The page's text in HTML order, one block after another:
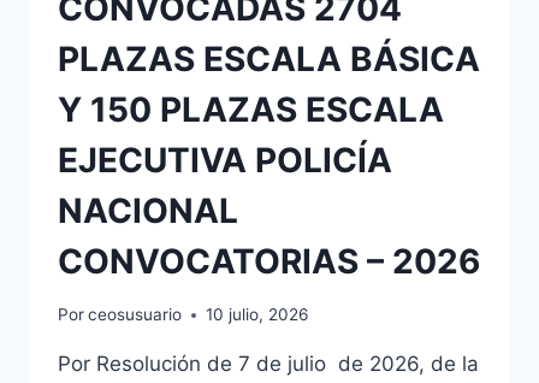
PLAZAS ESCALA BÁSICA
Y 150 PLAZAS ESCALA
EJECUTIVA POLICÍA
NACIONAL
CONVOCATORIAS – 2026
Porceosusuario 10 julio, 2026
Por Resolución de 7 de julio de 2026, de la